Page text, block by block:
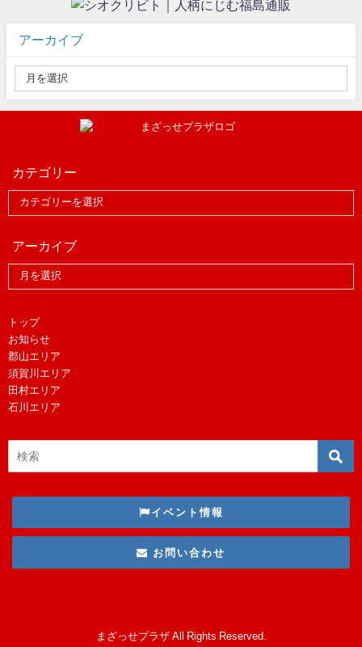
アーカイブ
カテゴリー
アーカイブ
トップ
お知らせ
郡山エリア
須賀川エリア
田村エリア
石川エリア
イベント情報
お問い合わせ
まざっせプラザ All Rights Reserved.